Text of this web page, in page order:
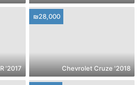
₪28,000
2018' Chevrolet Cruze
2017' Toyota C-HR